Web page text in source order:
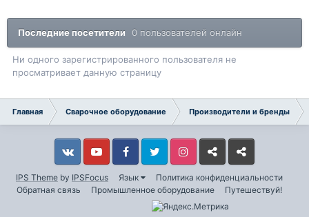
Последние посетители 0 пользователей онлайн
Ни одного зарегистрированного пользователя не
просматривает данную страницу
Главная Сварочное оборудование Производители и бренды
IPS Theme by IPSFocus Язык
Политика конфиденциальности
Обратная связь
Промышленное оборудование Путешествуй!
VkontakteYouTube FacebookTwitter InstagramLivejournalOdnoklassniki